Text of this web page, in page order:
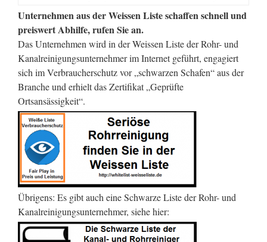
Unternehmen aus der Weissen Liste schaffen schnell und
preiswert Abhilfe, rufen Sie an.
Das Unternehmen wird in der Weissen Liste der Rohr- und
Kanalreinigungsunternehmer im Internet geführt, engagiert
sich im Verbraucherschutz vor „schwarzen Schafen“ aus der
Branche und erhielt das Zertifikat „Geprüfte
Ortsansässigkeit“.
Übrigens: Es gibt auch eine Schwarze Liste der Rohr- und
Kanalreinigungsunternehmer, siehe hier: